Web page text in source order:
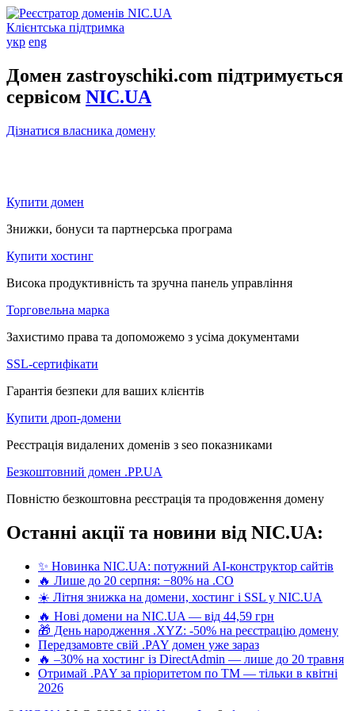
Клієнтська підтримка
укр eng
Домен zastroyschiki.com підтримується
сервісом NIC.UA
Дізнатися власника домену
Купити домен
Знижки, бонуси та партнерська програма
Купити хостинг
Висока продуктивність та зручна панель управління
Торговельна марка
Захистимо права та допоможемо з усіма документами
SSL-сертифікати
Гарантія безпеки для ваших клієнтів
Купити дроп-домени
Реєстрація видалених доменів з seo показниками
Безкоштовний домен .PP.UA
Повністю безкоштовна реєстрація та продовження домену
Останні акції та новини від NIC.UA:
✨ Новинка NIC.UA: потужний AI-конструктор сайтів
🔥 Лише до 20 серпня: −80% на .CO
☀️ Літня знижка на домени, хостинг і SSL у NIC.UA
🔥 Нові домени на NIC.UA — від 44,59 грн
🎁 День народження .XYZ: -50% на реєстрацію домену
Передзамовте свій .PAY домен уже зараз
🔥 –30% на хостинг із DirectAdmin — лише до 20 травня
Отримай .PAY за пріоритетом по ТМ — тільки в квітні
2026